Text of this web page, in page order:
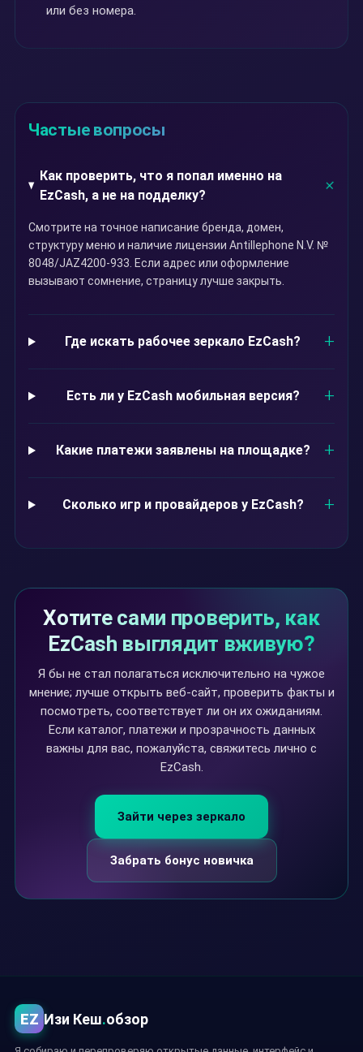
или без номера.
Частые вопросы
Как проверить, что я попал именно на
EzCash, а не на подделку?
Смотрите на точное написание бренда, домен,
структуру меню и наличие лицензии Antillephone N.V. №
8048/JAZ4200-933. Если адрес или оформление
вызывают сомнение, страницу лучше закрыть.
Где искать рабочее зеркало EzCash?
Есть ли у EzCash мобильная версия?
Какие платежи заявлены на площадке?
Сколько игр и провайдеров у EzCash?
Хотите сами проверить, как
EzCash выглядит вживую?
Я бы не стал полагаться исключительно на чужое
мнение; лучше открыть веб-сайт, проверить факты и
посмотреть, соответствует ли он их ожиданиям.
Если каталог, платежи и прозрачность данных
важны для вас, пожалуйста, свяжитесь лично с
EzCash.
Зайти через зеркало
Забрать бонус новичка
EZ Изи Кеш.обзор